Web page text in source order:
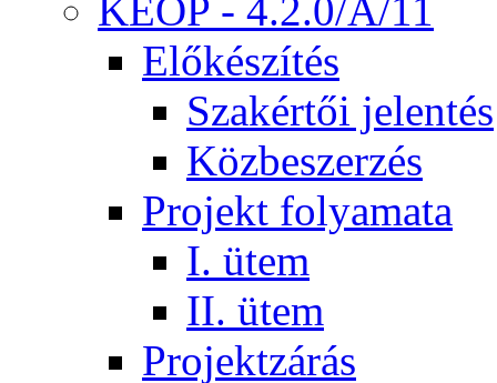
KEOP - 4.2.0/A/11
Előkészítés
Szakértői jelentés
Közbeszerzés
Projekt folyamata
I. ütem
II. ütem
Projektzárás